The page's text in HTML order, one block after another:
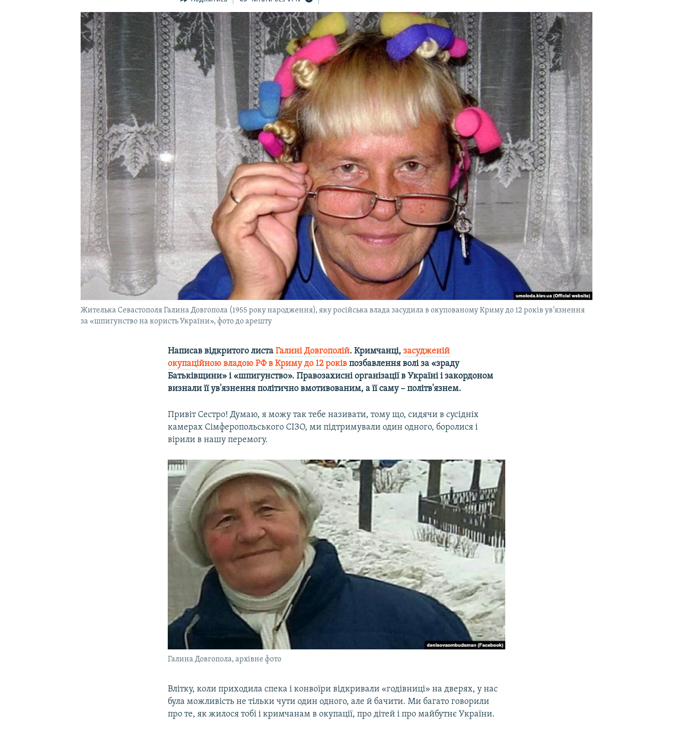
УКРАЇНСЬКА ПРОБЛЕМА КРИМУ
Жителька Севастополя Галина Довгопола (1955 року народження), яку російська влада засудила в окупованому Криму до 12 років ув’язнення
за «шпигунство на користь України», фото до арешту
Написав відкритого листаГалині Довгополій. Кримчанці,засудженій
окупаційною владою РФ в Криму до 12 років позбавлення волі за «зраду
Батьківщини» і «шпигунство». Правозахисні організації в Україні і закордоном
визнали її ув'язнення політично вмотивованим, а її саму – політв'язнем.
Привіт Сестро! Думаю, я можу так тебе називати, тому що, сидячи в сусідніх
камерах Сімферопольського СІЗО, ми підтримували один одного, боролися і
вірили в нашу перемогу.
Галина Довгопола, архівне фото
Влітку, коли приходила спека і конвоїри відкривали «годівниці» на дверях, у нас
була можливість не тільки чути один одного, але й бачити. Ми багато говорили
про те, як жилося тобі і кримчанам в окупації, про дітей і про майбутнє України.